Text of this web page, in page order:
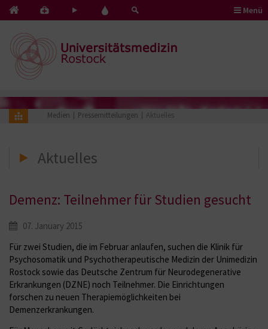
Kontakt
Notfälle
Pflege
Herz
Blut
Menü
Medien Pressemitteilungen Aktuelles
Aktuelles
Demenz: Teilnehmer für Studien gesucht
07. January 2015
Für zwei Studien, die im Februar anlaufen, suchen die Klinik für
Psychosomatik und Psychotherapeutische Medizin der Unimedizin
Rostock sowie das Deutsche Zentrum für Neurodegenerative
Erkrankungen (DZNE) noch Teilnehmer. Die Einrichtungen
forschen zu neuen Therapiemöglichkeiten bei
Demenzerkrankungen.